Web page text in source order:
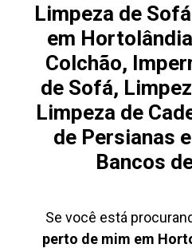
Limpeza de
em
Colchão,
de Sofá,
Limpeza de
de Persianas
Bancos
Se você está
perto de mim em